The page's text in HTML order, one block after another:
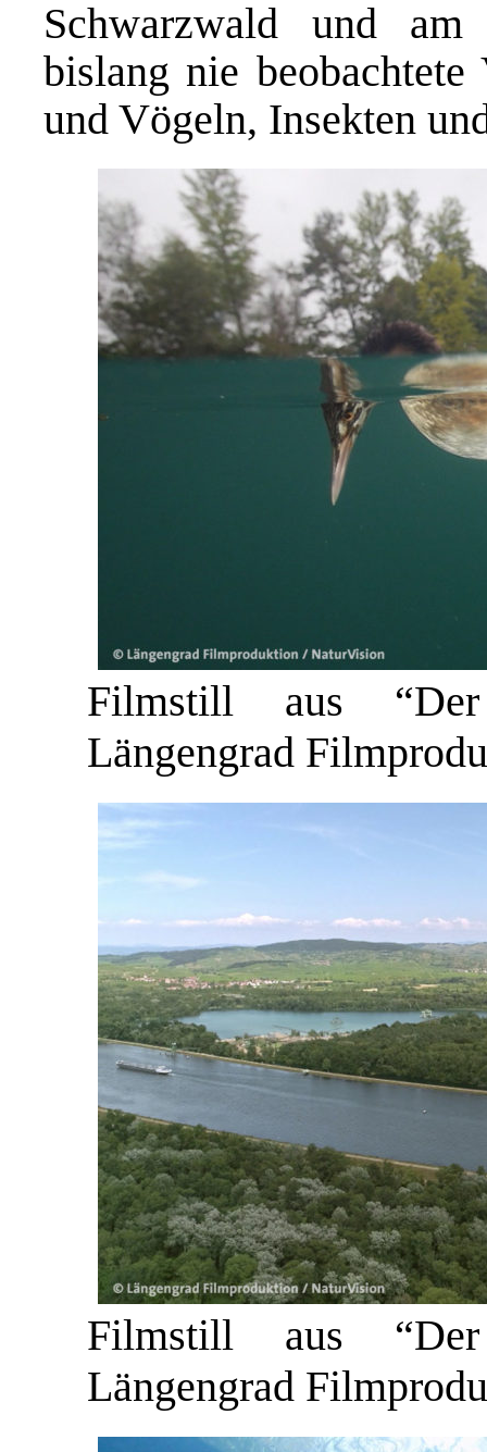
Schwarzwald und
bislang nie beobachtete
und Vögeln, Insekten
Filmstill aus
Längengrad
Filmstill aus
Längengrad